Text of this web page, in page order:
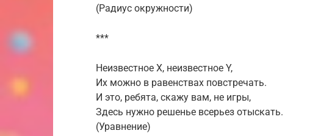
(Радиус окружности)
***
Неизвестное X, неизвестное Y,
Их можно в равенствах повстречать.
И это, ребята, скажу вам, не игры,
Здесь нужно решенье всерьез отыскать.
(Уравнение)